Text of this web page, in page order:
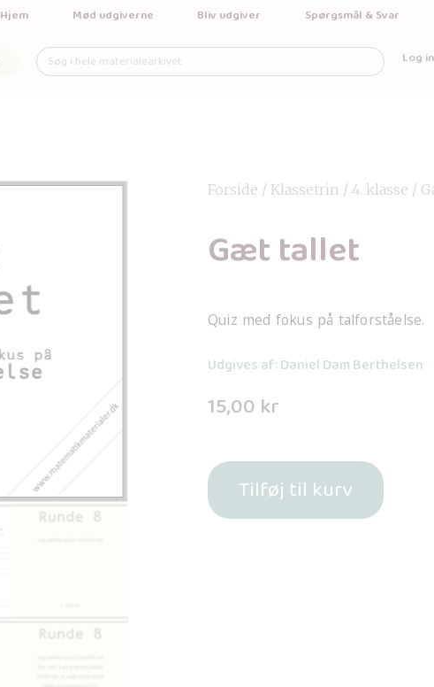
Hjem Mød udgiverne Bliv udgiver Spørgsmål & Svar
Log
Forside / Klassetrin / 4. klasse /
Gæt tallet
Quiz med fokus på talforståelse.
Udgives af: Daniel Dam Berthelsen
15,00 kr
Tilføj til kurv